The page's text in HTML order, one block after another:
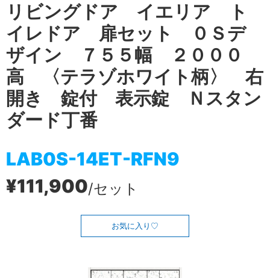
リビングドア イエリア ト
イレドア 扉セット ０Ｓデ
ザイン ７５５幅 ２０００
高 〈テラゾホワイト柄〉 右
開き 錠付 表示錠 Ｎスタン
ダード丁番
LAB0S-14ET-RFN9
¥111,900/セット
お気に入り